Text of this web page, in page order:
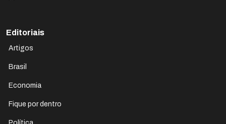
Editoriais
Artigos
Brasil
Economia
Fique por dentro